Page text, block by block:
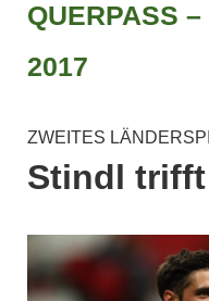
QUERPASS
2017
ZWEITES
Stindl